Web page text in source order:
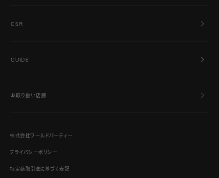
CSR
GUIDE
お取り扱い店舗
株式会社ワールドパーティー
プライバシーポリシー
特定商取引法に基づく表記